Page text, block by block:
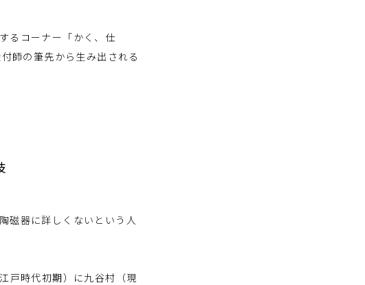
るコーナー「かく、仕
師の筆先から生み出される
磁器に詳しくないという人
戸時代初期）に九谷村（現